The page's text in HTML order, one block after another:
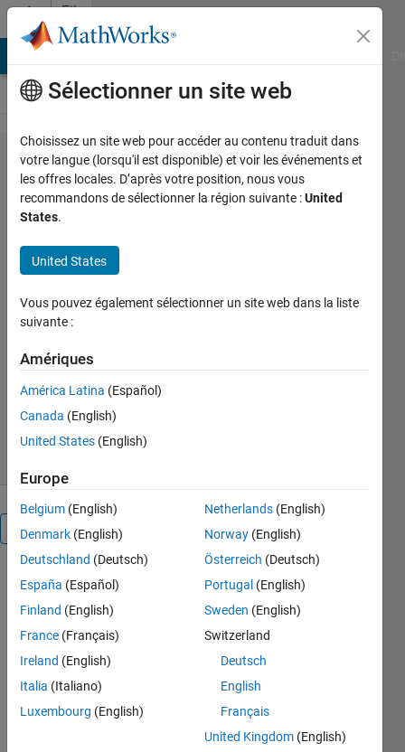
Passer au contenu
File
Exchange
Solve And
Plot
It defines a symbolic function,
solves a differential equation, and
then plots the particular solution
Athanasios Paraskevopoulos
Version 1.0.1(1,3 ko)
12 téléchargements
Présentation
It defines
symbolic
function,
solves a
equation
both
Sélectionner un site web
Choisissez un site web pour accéder au contenu traduit dans
votre langue (lorsqu'il est disponible) et voir les événements et
les offres locales. D’après votre position, nous vous
recommandons de sélectionner la région suivante :United
States.
United States
Vous pouvez également sélectionner un site web dans la liste
suivante :
Amériques
América Latina (Español)
Canada (English)
United States (English)
Europe
Belgium (English)
Denmark (English)
Deutschland (Deutsch)
España (Español)
Finland (English)
France (Français)
Ireland (English)
Italia (Italiano)
Luxembourg (English)
Netherlands (English)
Norway (English)
Österreich (Deutsch)
Portugal (English)
Sweden (English)
Switzerland
Deutsch
English
Français
United Kingdom (English)